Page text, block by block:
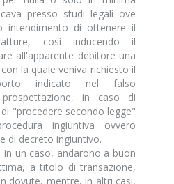
presso studi legali ove
intendimento di ottenere il
così inducendo il
all'apparente debitore una
la quale veniva richiesto il
indicato nel falso
in caso di
"procedere secondo legge"
ingiuntiva ovvero
di decreto ingiuntivo.
un caso, andarono a buon
a titolo di transazione,
dovute, mentre, in altri casi,